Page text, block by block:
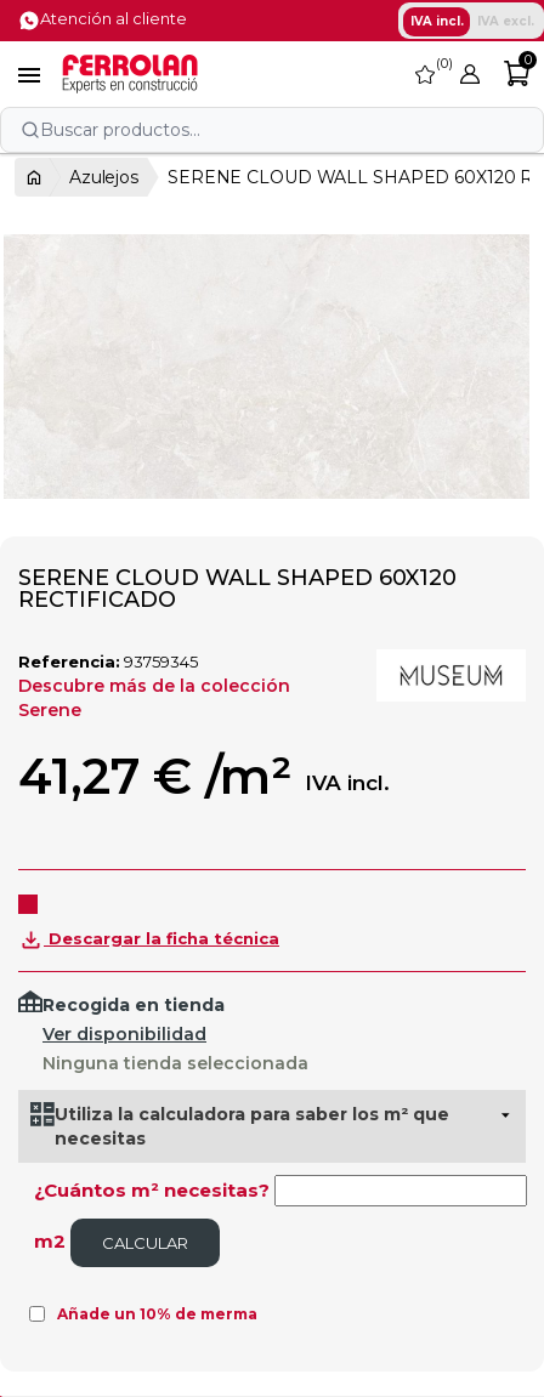
Atención al cliente IVA incl. IVA excl.
 favorite
0 0
Buscar productos...
Azulejos SERENE CLOUD WALL SHAPED 60X120
SERENE CLOUD WALL SHAPED 60X120
RECTIFICADO
Referencia: 93759345
Descubre más de la colección
Serene
41,27 € /m² IVA incl.
Descargar la ficha técnica
Recogida en tienda
Ver disponibilidad
Ninguna tienda seleccionada
Utiliza la calculadora para saber los m² que
necesitas
¿Cuántos m² necesitas?
m2 CALCULAR
Añade un 10% de merma